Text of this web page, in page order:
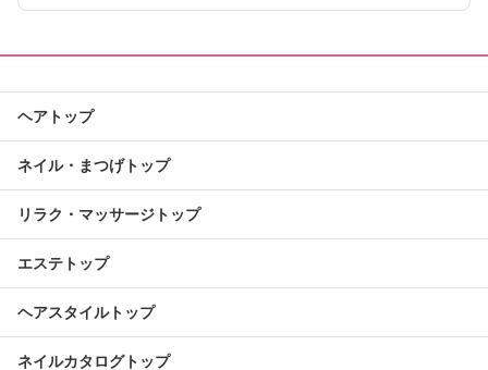
ヘアトップ
ネイル・まつげトップ
リラク・マッサージトップ
エステトップ
ヘアスタイルトップ
ネイルカタログトップ